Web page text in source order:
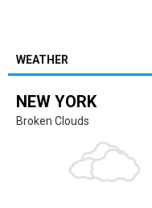
WEATHER
NEW YORK
Broken Clouds